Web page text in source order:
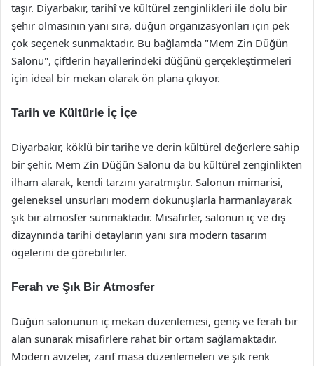
taşır. Diyarbakır, tarihî ve kültürel zenginlikleri ile dolu bir
şehir olmasının yanı sıra, düğün organizasyonları için pek
çok seçenek sunmaktadır. Bu bağlamda "Mem Zin Düğün
Salonu", çiftlerin hayallerindeki düğünü gerçekleştirmeleri
için ideal bir mekan olarak ön plana çıkıyor.
Tarih ve Kültürle İç İçe
Diyarbakır, köklü bir tarihe ve derin kültürel değerlere sahip
bir şehir. Mem Zin Düğün Salonu da bu kültürel zenginlikten
ilham alarak, kendi tarzını yaratmıştır. Salonun mimarisi,
geleneksel unsurları modern dokunuşlarla harmanlayarak
şık bir atmosfer sunmaktadır. Misafirler, salonun iç ve dış
dizaynında tarihi detayların yanı sıra modern tasarım
ögelerini de görebilirler.
Ferah ve Şık Bir Atmosfer
Düğün salonunun iç mekan düzenlemesi, geniş ve ferah bir
alan sunarak misafirlere rahat bir ortam sağlamaktadır.
Modern avizeler, zarif masa düzenlemeleri ve şık renk